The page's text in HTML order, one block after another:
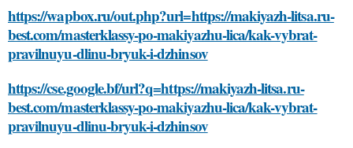
https://wapbox.ru/out.php?url=https://makiyazh-litsa.ru-
best.com/masterklassy-po-makiyazhu-lica/kak-vybrat-
pravilnuyu-dlinu-bryuk-i-dzhinsov
https://cse.google.bf/url?q=https://makiyazh-litsa.ru-
best.com/masterklassy-po-makiyazhu-lica/kak-vybrat-
pravilnuyu-dlinu-bryuk-i-dzhinsov